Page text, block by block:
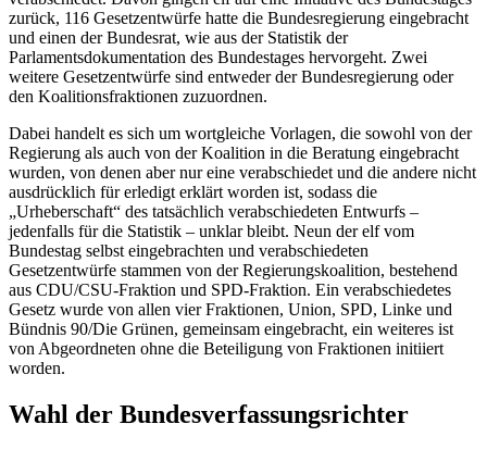
zurück, 116 Gesetzentwürfe hatte die Bundesregierung eingebracht
und einen der Bundesrat, wie aus der Statistik der
Parlamentsdokumentation des Bundestages hervorgeht. Zwei
weitere Gesetzentwürfe sind entweder der Bundesregierung oder
den Koalitionsfraktionen zuzuordnen.
Dabei handelt es sich um wortgleiche Vorlagen, die sowohl von der
Regierung als auch von der Koalition in die Beratung eingebracht
wurden, von denen aber nur eine verabschiedet und die andere nicht
ausdrücklich für erledigt erklärt worden ist, sodass die
„Urheberschaft“ des tatsächlich verabschiedeten Entwurfs –
jedenfalls für die Statistik – unklar bleibt. Neun der elf vom
Bundestag selbst eingebrachten und verabschiedeten
Gesetzentwürfe stammen von der Regierungskoalition, bestehend
aus CDU/CSU-Fraktion und SPD-Fraktion. Ein verabschiedetes
Gesetz wurde von allen vier Fraktionen, Union, SPD, Linke und
Bündnis 90/Die Grünen, gemeinsam eingebracht, ein weiteres ist
von Abgeordneten ohne die Beteiligung von Fraktionen initiiert
worden.
Wahl der Bundesverfassungsrichter